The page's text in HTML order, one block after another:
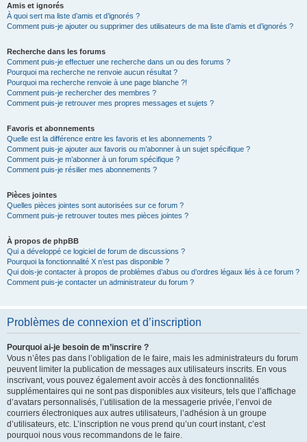
Amis et ignorés
À quoi sert ma liste d’amis et d’ignorés ?
Comment puis-je ajouter ou supprimer des utilisateurs de ma liste d’amis et d’ignorés ?
Recherche dans les forums
Comment puis-je effectuer une recherche dans un ou des forums ?
Pourquoi ma recherche ne renvoie aucun résultat ?
Pourquoi ma recherche renvoie à une page blanche ?!
Comment puis-je rechercher des membres ?
Comment puis-je retrouver mes propres messages et sujets ?
Favoris et abonnements
Quelle est la différence entre les favoris et les abonnements ?
Comment puis-je ajouter aux favoris ou m’abonner à un sujet spécifique ?
Comment puis-je m’abonner à un forum spécifique ?
Comment puis-je résilier mes abonnements ?
Pièces jointes
Quelles pièces jointes sont autorisées sur ce forum ?
Comment puis-je retrouver toutes mes pièces jointes ?
À propos de phpBB
Qui a développé ce logiciel de forum de discussions ?
Pourquoi la fonctionnalité X n’est pas disponible ?
Qui dois-je contacter à propos de problèmes d’abus ou d’ordres légaux liés à ce forum ?
Comment puis-je contacter un administrateur du forum ?
Problèmes de connexion et d’inscription
Pourquoi ai-je besoin de m’inscrire ?
Vous n’êtes pas dans l’obligation de le faire, mais les administrateurs du forum
peuvent limiter la publication de messages aux utilisateurs inscrits. En vous
inscrivant, vous pouvez également avoir accès à des fonctionnalités
supplémentaires qui ne sont pas disponibles aux visiteurs, tels que l’affichage
d’avatars personnalisés, l’utilisation de la messagerie privée, l’envoi de
courriers électroniques aux autres utilisateurs, l’adhésion à un groupe
d’utilisateurs, etc. L’inscription ne vous prend qu’un court instant, c’est
pourquoi nous vous recommandons de le faire.